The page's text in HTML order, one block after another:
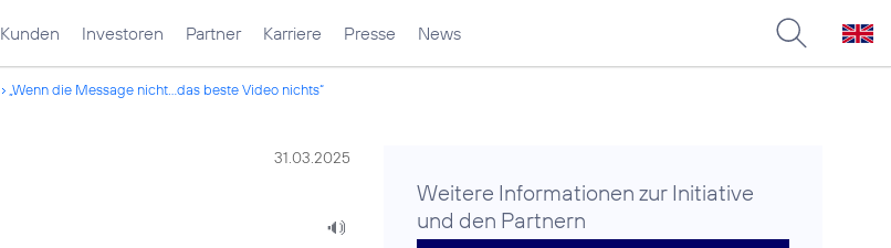
Kunden Investoren Partner Karriere Presse News
„Wenn die Message nicht...das beste Video nichts“
31.03.2025
Weitere Informationen zur Initiative
und den Partnern